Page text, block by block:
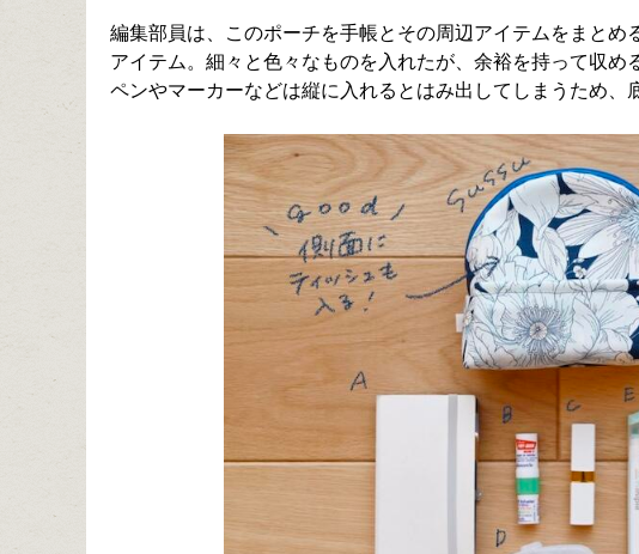
編集部員は、このポーチを手帳とその周辺アイテムをまと
アイテム。細々と色々なものを入れたが、余裕を持って収
ペンやマーカーなどは縦に入れるとはみ出してしまうため、